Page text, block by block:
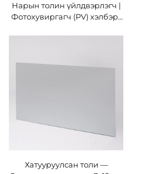
Нарын толин үйлдвэрлэгч |
Фотохувиргагч (PV) хэлбэрт
Хатууруулсан толи —